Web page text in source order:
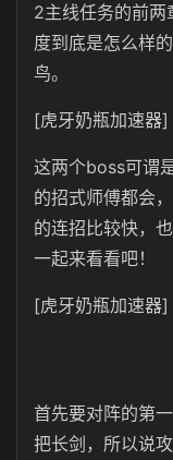
2主线任务的前两
度到底是怎么样
鸟。
[虎牙奶瓶加速器]
这两个boss可谓
的招式师傅都会
的连招比较快，
一起来看看吧！
[虎牙奶瓶加速器]
首先要对阵的第
把长剑，所以说